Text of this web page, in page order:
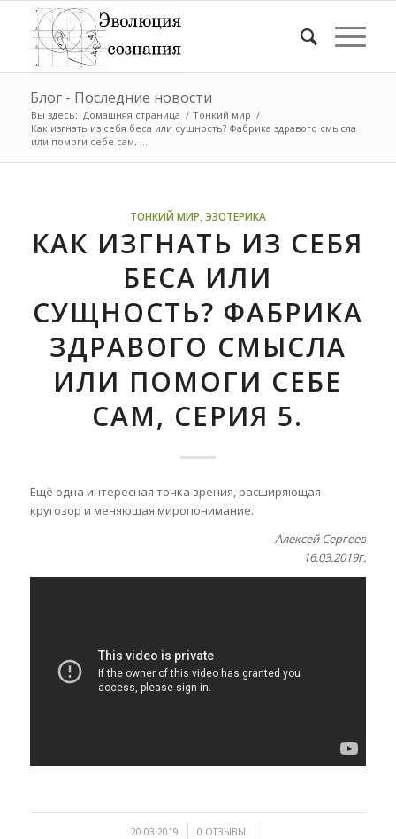
Блог - Последние новости
Вы здесь: Домашняя страница / Тонкий мир /
Как изгнать из себя беса или сущность? Фабрика здравого смысла
или помоги себе сам, ...
ТОНКИЙ МИР ЭЗОТЕРИКА
КАК ИЗГНАТЬ ИЗ СЕБЯ
БЕСА ИЛИ
СУЩНОСТЬ? ФАБРИКА
ЗДРАВОГО СМЫСЛА
ИЛИ ПОМОГИ СЕБЕ
САМ, СЕРИЯ 5.
Ещё одна интересная точка зрения, расширяющая
кругозор и меняющая миропонимание.
Алексей Сергеев
16.03.2019г.
20.03.2019
/ 0 ОТЗЫВЫ
/